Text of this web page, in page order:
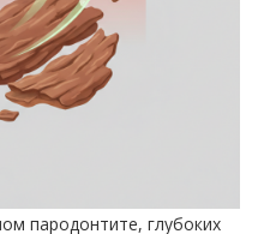
пародонтите, глубоких